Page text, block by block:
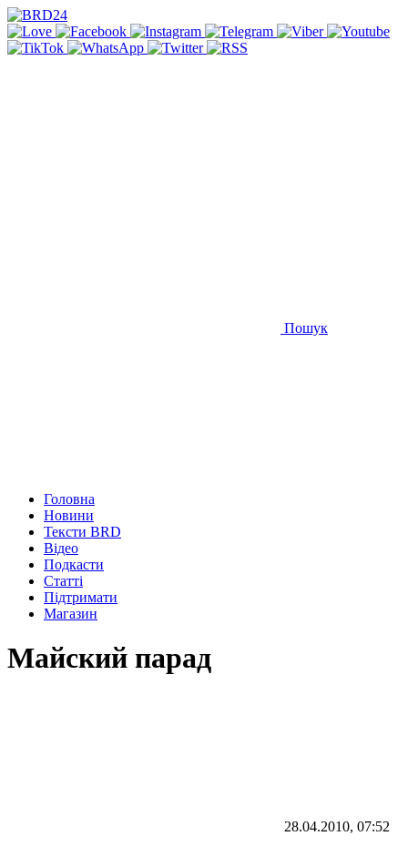
Пошук
Головна
Новини
Тексти BRD
Відео
Подкасти
Статті
Підтримати
Магазин
Майский парад
28.04.2010, 07:52